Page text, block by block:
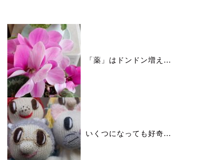
「薬」はドンドン増え...
いくつになっても好奇...